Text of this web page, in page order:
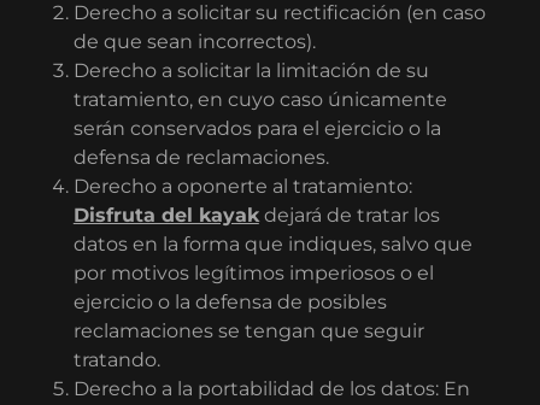
Derecho a solicitar su rectificación (en caso
de que sean incorrectos).
Derecho a solicitar la limitación de su
tratamiento, en cuyo caso únicamente
serán conservados para el ejercicio o la
defensa de reclamaciones.
Derecho a oponerte al tratamiento:
Disfruta del kayakdejará de tratar los
datos en la forma que indiques, salvo que
por motivos legítimos imperiosos o el
ejercicio o la defensa de posibles
reclamaciones se tengan que seguir
tratando.
Derecho a la portabilidad de los datos: En